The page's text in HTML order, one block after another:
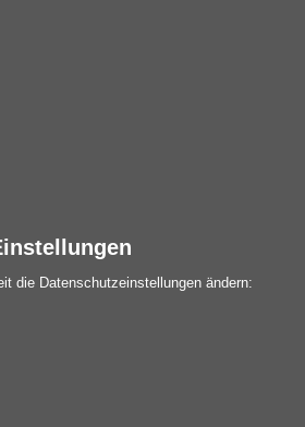
die Datenschutzeinstellungen ändern: